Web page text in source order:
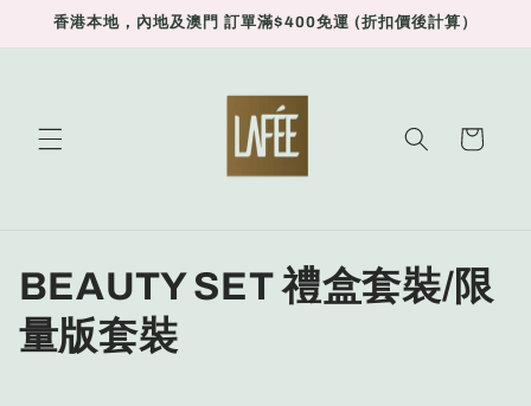
direttamente
ai contenuti
香港本地，內地及澳門 訂單滿$400免運 (折扣價後計算）
Carrello
C
o
BEAUTY SET 禮盒套裝/限
量版套裝